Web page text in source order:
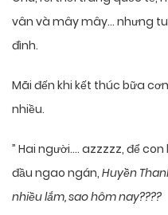
vân và mây mây… nhưng
đình.
Mãi đến khi kết thúc bữa
nhiều.
” Hai người…. azzzzz, để
đầu ngao ngán, Huyền
nhiều lắm, sao hôm nay????